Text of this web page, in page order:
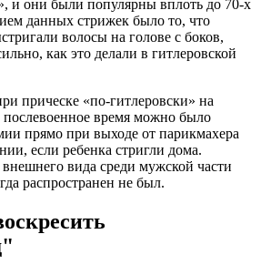
и они были популярны вплоть до 70-х
данных стрижек было то, что
волосы на голове с боков,
как это делали в гитлеровской
прическе «по-гитлеровски» на
послевоенное время можно было
прямо при выходе от парикмахера
если ребенка стригли дома.
вида среди мужской части
распространен не был.